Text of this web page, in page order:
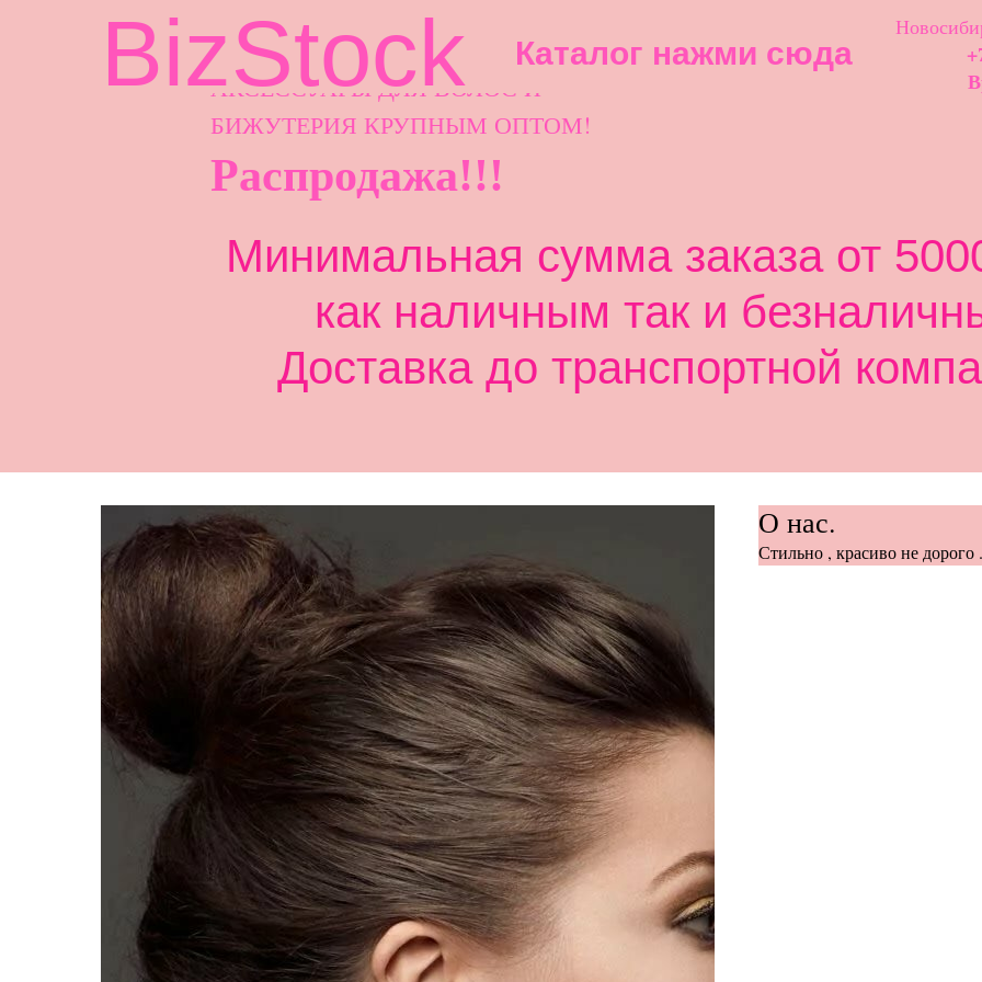
АКСЕССУАРЫ ДЛЯ ВОЛОС И
БИЖУТЕРИЯ КРУПНЫМ ОПТОМ!
Распродажа!!!
Минимальная сумма заказа от
как наличным так и
Доставка до транспортной
BizStock Каталог нажми сюда +
О нас.
Стильно , красиво не дорого